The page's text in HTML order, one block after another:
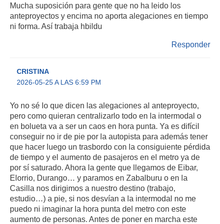
Mucha suposición para gente que no ha leido los
anteproyectos y encima no aporta alegaciones en tiempo
ni forma. Así trabaja hbildu
Responder
CRISTINA
2026-05-25 A LAS 6:59 PM
Yo no sé lo que dicen las alegaciones al anteproyecto,
pero como quieran centralizarlo todo en la intermodal o
en bolueta va a ser un caos en hora punta. Ya es difícil
conseguir no ir de pie por la autopista para además tener
que hacer luego un trasbordo con la consiguiente pérdida
de tiempo y el aumento de pasajeros en el metro ya de
por sí saturado. Ahora la gente que llegamos de Eibar,
Elorrio, Durango… y paramos en Zabalburu o en la
Casilla nos dirigimos a nuestro destino (trabajo,
estudio…) a pie, si nos desvían a la intermodal no me
puedo ni imaginar la hora punta del metro con este
aumento de personas. Antes de poner en marcha este